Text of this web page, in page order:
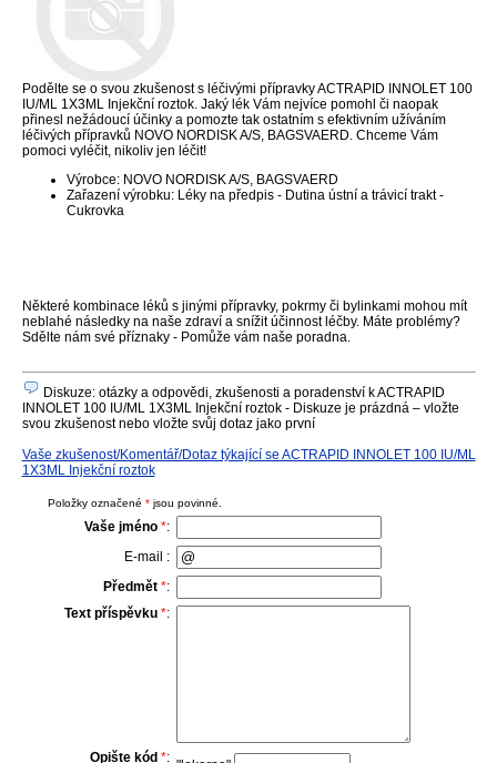
Podělte se o svou zkušenost s léčivými přípravky ACTRAPID INNOLET 100
IU/ML 1X3ML Injekční roztok. Jaký lék Vám nejvíce pomohl či naopak
přinesl nežádoucí účinky a pomozte tak ostatním s efektivním užíváním
léčivých přípravků NOVO NORDISK A/S, BAGSVAERD. Chceme Vám
pomoci vyléčit, nikoliv jen léčit!
Výrobce: NOVO NORDISK A/S, BAGSVAERD
Zařazení výrobku: Léky na předpis - Dutina ústní a trávicí trakt -
Cukrovka
Některé kombinace léků s jinými přípravky, pokrmy či bylinkami mohou mít
neblahé následky na naše zdraví a snížit účinnost léčby. Máte problémy?
Sdělte nám své příznaky - Pomůže vám naše poradna.
Diskuze: otázky a odpovědi, zkušenosti a poradenství k ACTRAPID
INNOLET 100 IU/ML 1X3ML Injekční roztok - Diskuze je prázdná – vložte
svou zkušenost nebo vložte svůj dotaz jako první
Vaše zkušenost/Komentář/Dotaz týkající se ACTRAPID INNOLET 100 IU/ML
1X3ML Injekční roztok
Položky označené * jsou povinné.
Vaše jméno *:
E-mail :
Předmět *:
Text příspěvku *:
Opište kód *: